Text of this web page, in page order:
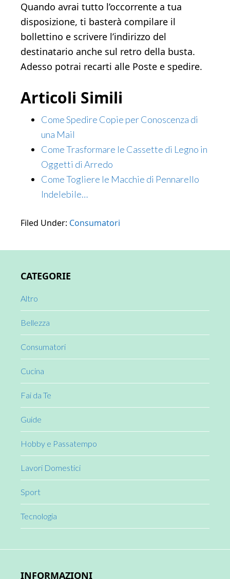
Quando avrai tutto l’occorrente a tua
disposizione, ti basterà compilare il
bollettino e scrivere l’indirizzo del
destinatario anche sul retro della busta.
Adesso potrai recarti alle Poste e spedire.
Articoli Simili
Come Spedire Copie per Conoscenza di
una Mail
Come Trasformare le Cassette di Legno in
Oggetti di Arredo
Come Togliere le Macchie di Pennarello
Indelebile…
Filed Under: Consumatori
Sidebar
CATEGORIE
Altro
Bellezza
Consumatori
Cucina
Fai da Te
Guide
Hobby e Passatempo
Lavori Domestici
Sport
Tecnologia
INFORMAZIONI